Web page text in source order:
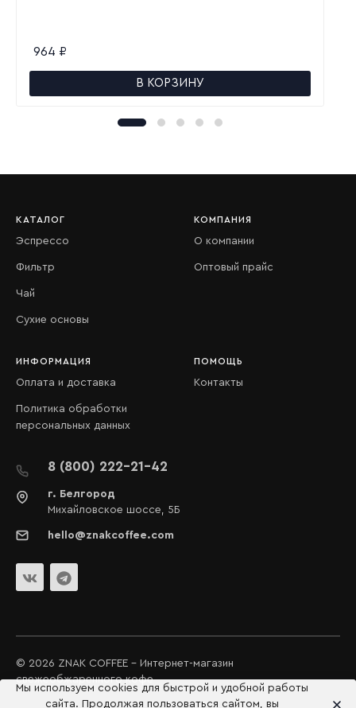
964 ₽
В КОРЗИНУ
КАТАЛОГ
Эспрессо
Фильтр
Чай
Сухие основы
КОМПАНИЯ
О компании
Оптовый прайс
ИНФОРМАЦИЯ
Оплата и доставка
Политика обработки
персональных данных
ПОМОЩЬ
Контакты
8 (800) 222-21-42
г. Белгород
Михайловское шоссе, 5Б
hello@znakcoffee.com
© 2026 ZNAK COFFEE - Интернет-магазин
свежеобжаренного кофе
Мы используем cookies для быстрой и удобной работы
сайта. Продолжая пользоваться сайтом, вы